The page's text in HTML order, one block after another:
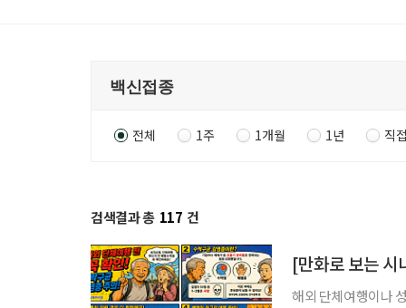
전체 1주 1개월 1년 직
검색결과 총 117 건
해외 단체여행이나